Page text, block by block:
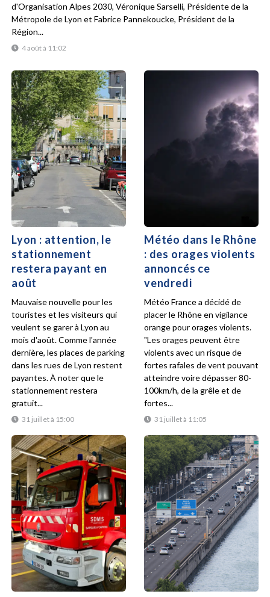
4 août à 11:02
d'Organisation Alpes 2030, Véronique Sarselli, Présidente de la
Métropole de Lyon et Fabrice Pannekoucke, Président de la
Région...
Lyon : attention, le
stationnement
restera payant en
août
31 juillet à 15:00
Mauvaise nouvelle pour les
touristes et les visiteurs qui
veulent se garer à Lyon au
mois d'août. Comme l'année
dernière, les places de parking
dans les rues de Lyon restent
payantes. À noter que le
stationnement restera
gratuit...
Météo dans le Rhône
: des orages violents
annoncés ce
vendredi
31 juillet à 11:05
Météo France a décidé de
placer le Rhône en vigilance
orange pour orages violents.
"Les orages peuvent être
violents avec un risque de
fortes rafales de vent pouvant
atteindre voire dépasser 80-
100km/h, de la grêle et de
fortes...